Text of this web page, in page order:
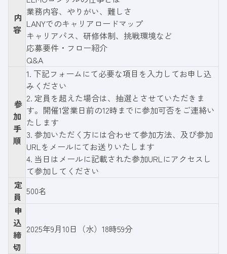
内
容
業務内容、やりがい、難しさ
LANYでのキャリアロードマップ
キャリアパス、研修体制、挑戦環境など
応募要件・フロー紹介
Q&A
参
加
手
順
1. 下記フォーム にて必要な項目を入力してお申し込
みください
2. 定員を超えた場合は、抽選とさせていただきま
す。開催1営業日前の12時までに参加可否をご連絡い
たします
3. 参加いただく方には合わせて参加方法、及び参加
URLをメールにてお送りいたします
4. 当日はメールに記載された参加URLにアクセスし
て参加してください
定
員 500名
申
込
締
切
2025年9月10日（水）18時59分